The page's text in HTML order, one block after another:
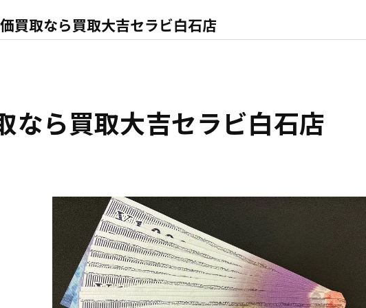
買取なら買取大吉セラビ白石店
なら買取大吉セラビ白石店